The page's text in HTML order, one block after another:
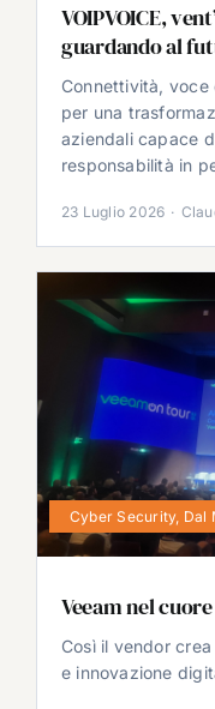
VOIPVOICE,
guardando al
Connettività,
per una
aziendali capace
responsabilità in
23 Luglio 2026 ·
Cyber Security, Dal
Veeam nel
Così il vendor
e innovazione